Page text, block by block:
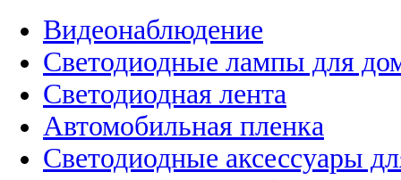
Видеонаблюдение
Светодиодные лампы для
Светодиодная лента
Автомобильная пленка
Светодиодные аксессуары